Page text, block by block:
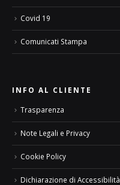
Covid 19
Comunicati Stampa
INFO AL CLIENTE
Trasparenza
Note Legali e Privacy
Cookie Policy
Dichiarazione di Accessibilità